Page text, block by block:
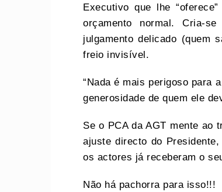
Executivo que lhe
orçamento normal. Cria-
julgamento delicado (quem
freio invisível.
“Nada é mais perigoso para
generosidade de quem ele
Se o PCA da AGT mente ao
ajuste directo do
os actores já receberam o
Não há pachorra para isso!!!